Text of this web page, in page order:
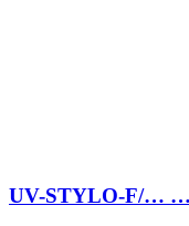
UV-STYLO-F/…